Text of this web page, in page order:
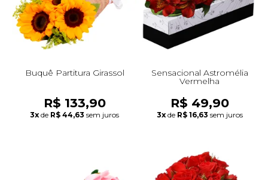
Buquê Partitura Girassol
R$ 133,90
3x de R$ 44,63 sem juros
Sensacional Astromélia
Vermelha
R$ 49,90
3x de R$ 16,63 sem juros